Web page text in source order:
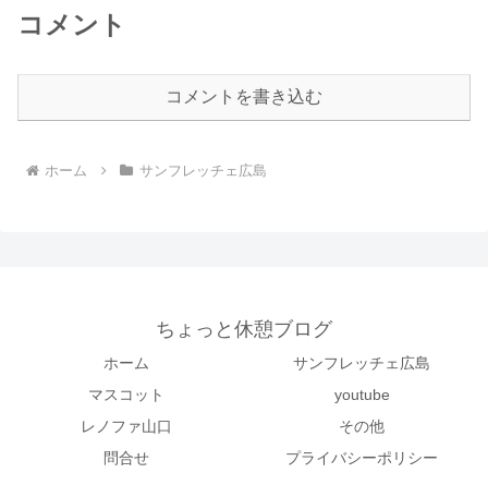
コメント
コメントを書き込む
ホーム サンフレッチェ広島
ちょっと休憩ブログ
ホーム
サンフレッチェ広島
マスコット
youtube
レノファ山口
その他
問合せ
プライバシーポリシー